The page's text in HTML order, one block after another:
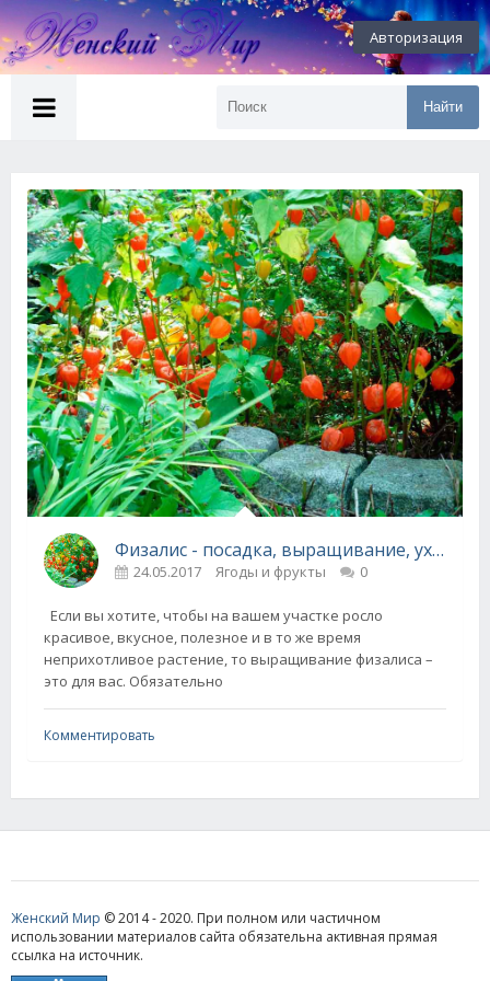
Авторизация
Найти
Физалис - посадка, выращивание, уход
24.05.2017 Ягоды и фрукты 0
Если вы хотите, чтобы на вашем участке росло
красивое, вкусное, полезное и в то же время
неприхотливое растение, то выращивание физалиса –
это для вас. Обязательно
Комментировать
Женский Мир © 2014 - 2020. При полном или частичном
использовании материалов сайта обязательна активная прямая
ссылка на источник.